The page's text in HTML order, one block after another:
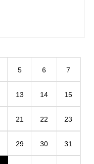
5 6 7
13 14 15
21 22 23
29 30 31